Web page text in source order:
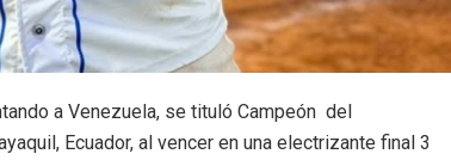
a Venezuela, se tituló Campeón del
Ecuador, al vencer en una electrizante final 3